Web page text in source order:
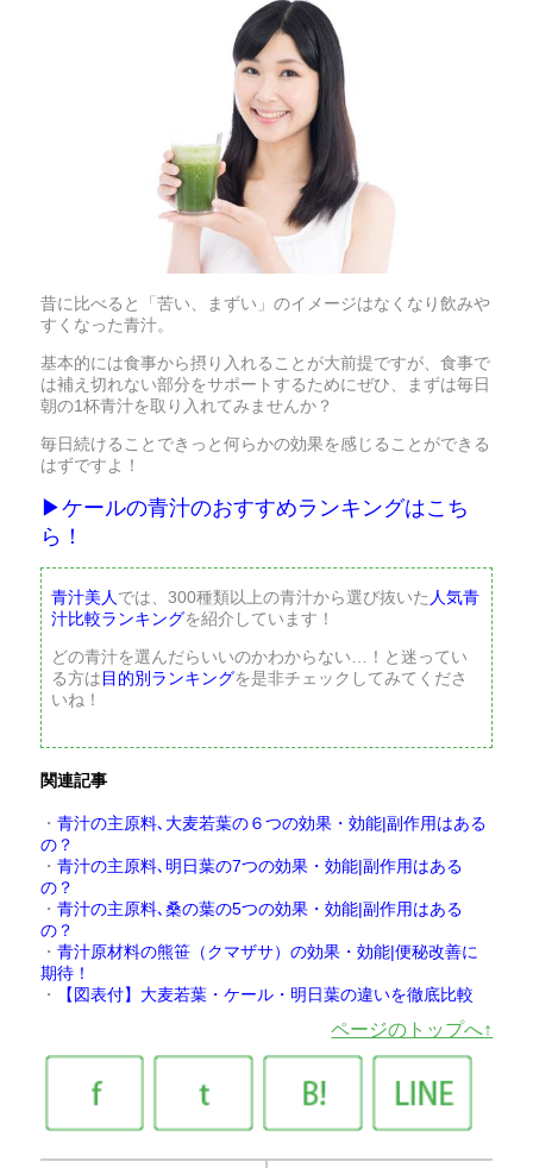
昔に比べると「苦い、まずい」のイメージはなくなり飲みや
すくなった青汁。
基本的には食事から摂り入れることが大前提ですが、食事で
は補え切れない部分をサポートするためにぜひ、まずは毎日
朝の1杯青汁を取り入れてみませんか？
毎日続けることできっと何らかの効果を感じることができる
はずですよ！
▶︎ケールの青汁のおすすめランキングはこち
ら！
青汁美人 では、300種類以上の青汁から選び抜いた 人気青
汁比較ランキングを紹介しています！
どの青汁を選んだらいいのかわからない…！と迷ってい
る方は目的別ランキングを是非チェックしてみてくださ
いね！
関連記事
・ 青汁の主原料､大麦若葉の６つの効果・効能|副作用はある
の？
・ 青汁の主原料､明日葉の7つの効果・効能|副作用はある
の？
・ 青汁の主原料､桑の葉の5つの効果・効能|副作用はある
の？
・ 青汁原材料の熊笹（クマザサ）の効果・効能|便秘改善に
期待！
・
【図表付】大麦若葉・ケール・明日葉の違いを徹底比較
ページのトップへ↑